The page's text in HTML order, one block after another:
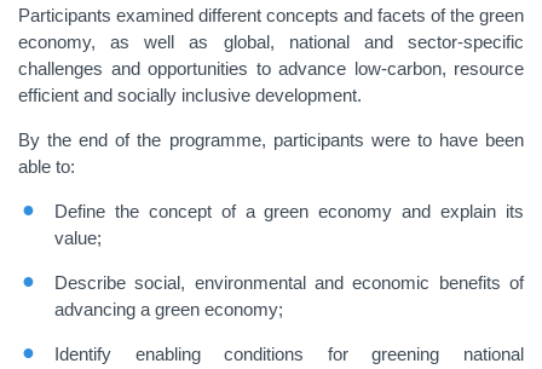
Participants examined different concepts and facets of the green
economy, as well as global, national and sector-specific
challenges and opportunities to advance low-carbon, resource
efficient and socially inclusive development.
By the end of the programme, participants were to have been
able to:
Define the concept of a green economy and explain its
value;
Describe social, environmental and economic benefits of
advancing a green economy;
Identify enabling conditions for greening national